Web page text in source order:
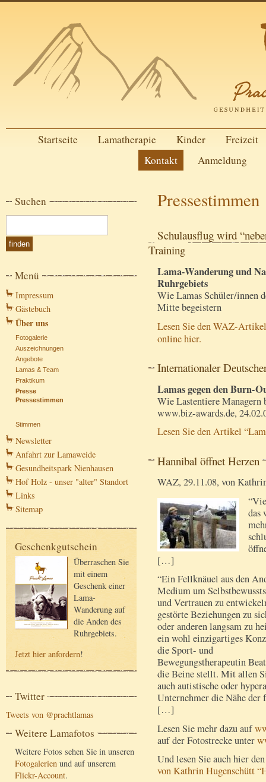
Startseite Lamatherapie Kinder
Freizeit
Kontakt
Anmeldung
Suchen
Menü
Impressum
Gästebuch
Über uns
Fotogalerie
Auszeichnungen
Angebote
Lamas & Team
Praktikum
Presse
Pressestimmen
Stimmen
Newsletter
Anfahrt zur Lamaweide
Gesundheitspark Nienhausen
Hof Holz - unser "alter" Standort
Links
Sitemap
Geschenkgutschein
Überraschen Sie
mit einem
Geschenk einer
Lama-
Wanderung auf
die Anden des
Ruhrgebiets.
Jetzt hier anfordern!
Twitter
Tweets von @prachtlamas
Weitere Lamafotos
Weitere Fotos sehen Sie in unseren
Fotogalerien und auf unserem
Flickr-Account.
Pressestimmen
Schulausflug wird
Training
Lama-Wanderung und
Ruhrgebiets
Wie Lamas Schüler/innen
Mitte begeistern
Lesen Sie den WAZ-
online hier.
Internationaler
Lamas gegen den Burn-
Wie Lastentiere Managern
www.biz-awards.de,
Lesen Sie den Artikel
Hannibal öffnet Herzen
WAZ, 29.11.08, von
das
[…]
“Ein Fellknäuel aus den
Medium um
und Vertrauen zu
gestörte Beziehungen zu
oder anderen langsam zu
ein wohl einzigartiges
die Sport- und
Bewegungstherapeutin
die Beine stellt. Mit allen
auch autistische oder
Unternehmer die Nähe der
[…]
Lesen Sie mehr dazu auf
auf der Fotostrecke unter
Und lesen Sie auch hier
von Kathrin Hugenschütt